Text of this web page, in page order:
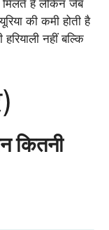
मिलते हैं लेकिन जेब
की कमी होती है
नहीं बल्कि
कितनी